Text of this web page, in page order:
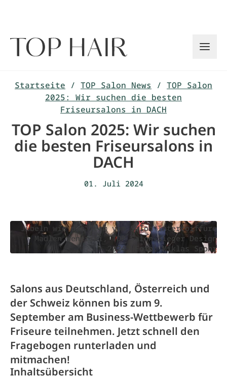
Startseite / TOP Salon News / TOP Salon
2025: Wir suchen die besten
Friseursalons in DACH
TOP Salon 2025: Wir suchen
die besten Friseursalons in
DACH
01. Juli 2024
Jubeln wie das Team vom Salon Intercoiffure
Madlen Wenerski, TOP Salon-Sieger Design
2024. Foto: Miklas Spohr
Salons aus Deutschland, Österreich und
der Schweiz können bis zum 9.
September am Business-Wettbewerb für
Friseure teilnehmen. Jetzt schnell den
Fragebogen runterladen und
mitmachen!
Inhaltsübersicht